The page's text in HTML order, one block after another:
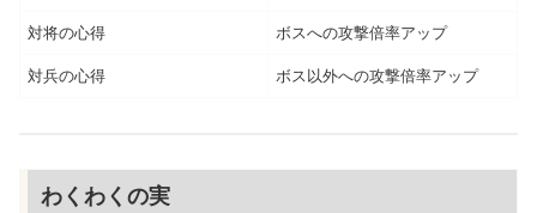
対将の心得 ボスへの攻撃倍率アップ
対兵の心得 ボス以外への攻撃倍率アップ
わくわくの実